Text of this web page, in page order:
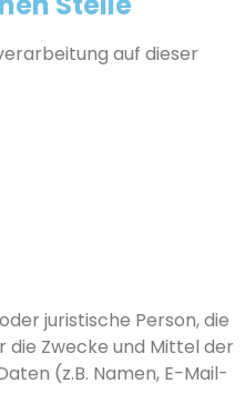
auf dieser
juristische Person, die
Zwecke und Mittel der
(z.B. Namen, E-Mail-